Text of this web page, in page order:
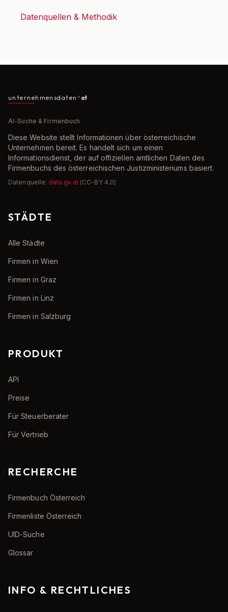
Datenquellen & Methodik
unternehmensdaten at
AI-Suche & Firmenbuch
Diese Website stellt Informationen über österreichische
Unternehmen bereit. Es handelt sich um einen
Informationsdienst, der auf offiziellen amtlichen Daten des
Firmenbuchs des österreichischen Justizministeriums basiert.
Datenquelle: data.gv.at (CC-BY 4.0)
STÄDTE
Alle Städte
Firmen in Wien
Firmen in Graz
Firmen in Linz
Firmen in Salzburg
PRODUKT
API
Preise
Für Steuerberater
Für Vertrieb
RECHERCHE
Firmenbuch Österreich
Firmenliste Österreich
UID-Suche
Glossar
INFO & RECHTLICHES